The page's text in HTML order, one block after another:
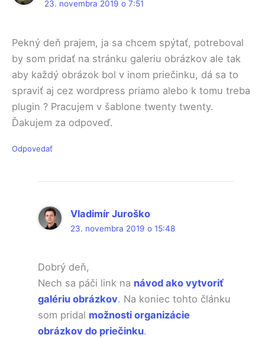
23. novembra 2019 o 7:51
Pekný deň prajem, ja sa chcem spýtať, potreboval
by som pridať na stránku galeriu obrázkov ale tak
aby každý obrázok bol v inom priečinku, dá sa to
spraviť aj cez wordpress priamo alebo k tomu treba
plugin ? Pracujem v šablone twenty twenty.
Ďakujem za odpoveď.
Odpovedať
Vladimír Juroško
23. novembra 2019 o 15:48
Dobrý deň,
Nech sa páči link na návod ako vytvoriť
galériu obrázkov. Na koniec tohto článku
som pridal možnosti organizácie
obrázkov do priečinku.